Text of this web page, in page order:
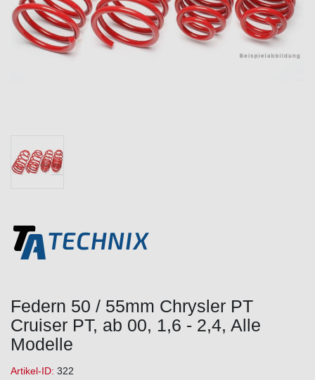
Federn 50 / 55mm Chrysler PT
Cruiser PT, ab 00, 1,6 - 2,4, Alle
Modelle
Artikel-ID: 322